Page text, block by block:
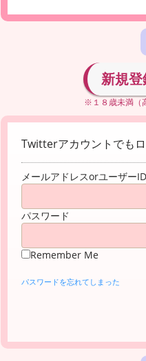
新規
※１８歳未満（
Twitterアカウントでも
メールアドレスorユーザーID
パスワード
Remember Me
パスワードを忘れてしまった